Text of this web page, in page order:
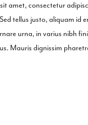
amet, consectetur
tellus justo, aliquam
urna, in varius nibh
Mauris dignissim